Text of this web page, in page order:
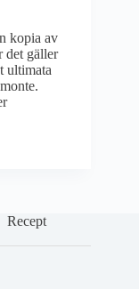
kopia av
det gäller
ultimata
Recept